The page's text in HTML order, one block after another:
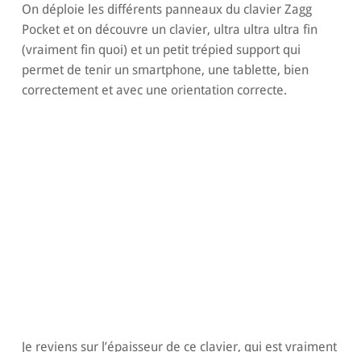
On déploie les différents panneaux du clavier Zagg
Pocket et on découvre un clavier, ultra ultra ultra fin
(vraiment fin quoi) et un petit trépied support qui
permet de tenir un smartphone, une tablette, bien
correctement et avec une orientation correcte.
Je reviens sur l’épaisseur de ce clavier, qui est vraiment